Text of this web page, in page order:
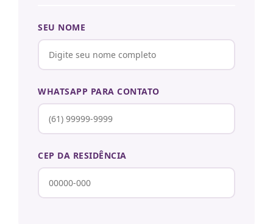
SEU NOME
WHATSAPP PARA CONTATO
CEP DA RESIDÊNCIA